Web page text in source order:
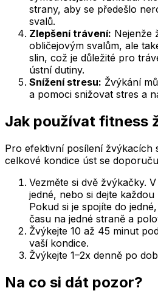
strany, aby se předešlo
svalů.
Zlepšení trávení: Nejenže
obličejovým svalům, ale
slin, což je důležité pro
ústní dutiny.
Snížení stresu: Žvýkání
a pomoci snižovat stres a
Jak používat fitness
Pro efektivní posílení žvýkacích
celkové kondice úst se
Vezměte si dvě žvýkačky.
jedné, nebo si dejte
Pokud si je spojíte do
času na jedné straně a
Žvýkejte 10 až 45 minut
vaší kondice.
Žvýkejte 1–2x denně po
Na co si dát pozor?